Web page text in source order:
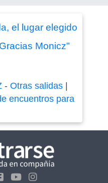
el lugar elegido
Monicz"
- Otras salidas|
encuentros para